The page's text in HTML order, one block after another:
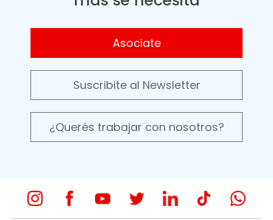
Asociate
Suscribite al Newsletter
¿Querés trabajar con nosotros?